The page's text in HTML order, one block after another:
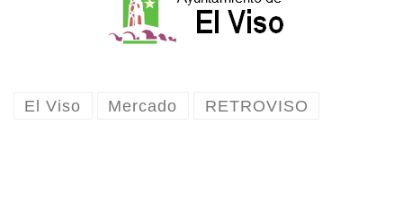
El Viso Mercado RETROVISO